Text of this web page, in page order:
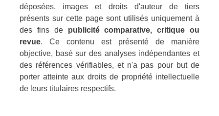
déposées, images et droits d'auteur de tiers
présents sur cette page sont utilisés uniquement à
des fins de publicité comparative, critique ou
revue. Ce contenu est présenté de manière
objective, basé sur des analyses indépendantes et
des références vérifiables, et n'a pas pour but de
porter atteinte aux droits de propriété intellectuelle
de leurs titulaires respectifs.